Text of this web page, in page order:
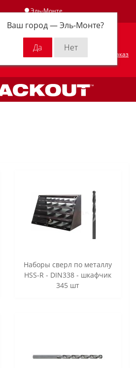
Эль-Монте
Ваш город —Эль-Монте?
Личный кабинет
Оформить заказ
Наборы сверл по металлу
HSS-R - DIN338 - шкафчик
345 шт